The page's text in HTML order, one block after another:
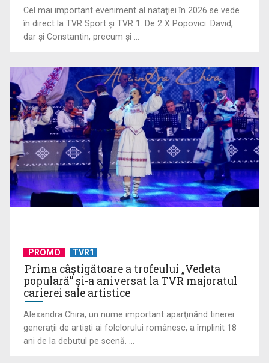
”Un doctor pentru dumneavoastră” vine cu informații
esențiale pentru o stare ...
Serialul „Toate pânzele sus!” ne umple duminicile de
aventură, la TVR 2
Cel mai important eveniment al nataţiei în 2026 se vede
în direct la TVR Sport şi TVR 1. De 2 X Popovici: David,
dar şi Constantin, precum şi ...
PROMO TVR1
Prima câştigătoare a trofeului „Vedeta
populară” şi-a aniversat la TVR majoratul
carierei sale artistice
Alexandra Chira, un nume important aparţinând tinerei
generaţii de artişti ai folclorului românesc, a împlinit 18
ani de la debutul pe scenă. ...